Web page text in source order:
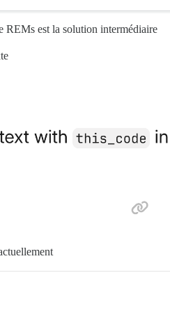
REMs est la solution intermédiaire